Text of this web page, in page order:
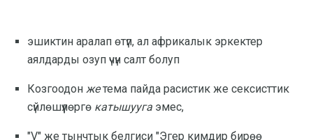
эшиктин аралап өтүп, ал африкалык эркектер
аялдарды озуп үчүн салт болуп
Козгоодон жетема пайда расистик же сексисттик
сүйлөшүүлөргө катышууга эмес,
"V" же тынчтык белгиси "Эгер кимдир бирөө